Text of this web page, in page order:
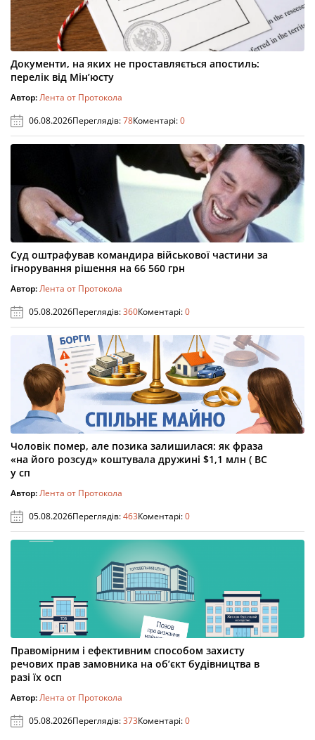
Документи, на яких не проставляється апостиль:
перелік від Мін’юсту
Автор:Лента от Протокола
06.08.2026Переглядів:78Коментарі:0
Суд оштрафував командира військової частини за
ігнорування рішення на 66 560 грн
Автор:Лента от Протокола
05.08.2026Переглядів:360Коментарі:0
Чоловік помер, але позика залишилася: як фраза
«на його розсуд» коштувала дружині $1,1 млн ( ВС
у сп
Автор:Лента от Протокола
05.08.2026Переглядів:463Коментарі:0
Правомірним і ефективним способом захисту
речових прав замовника на об’єкт будівництва в
разі їх осп
Автор:Лента от Протокола
05.08.2026Переглядів:373Коментарі:0